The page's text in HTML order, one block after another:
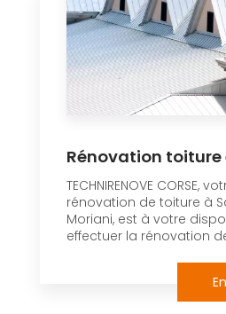
Rénovation toiture
TECHNIRENOVE CORSE,
rénovation de toiture à
Moriani, est à votre
effectuer la rénovation